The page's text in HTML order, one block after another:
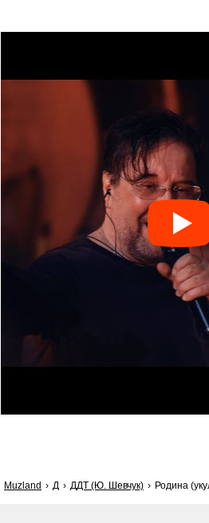
Muzland Д ДДТ (Ю. Шевчук) Родина